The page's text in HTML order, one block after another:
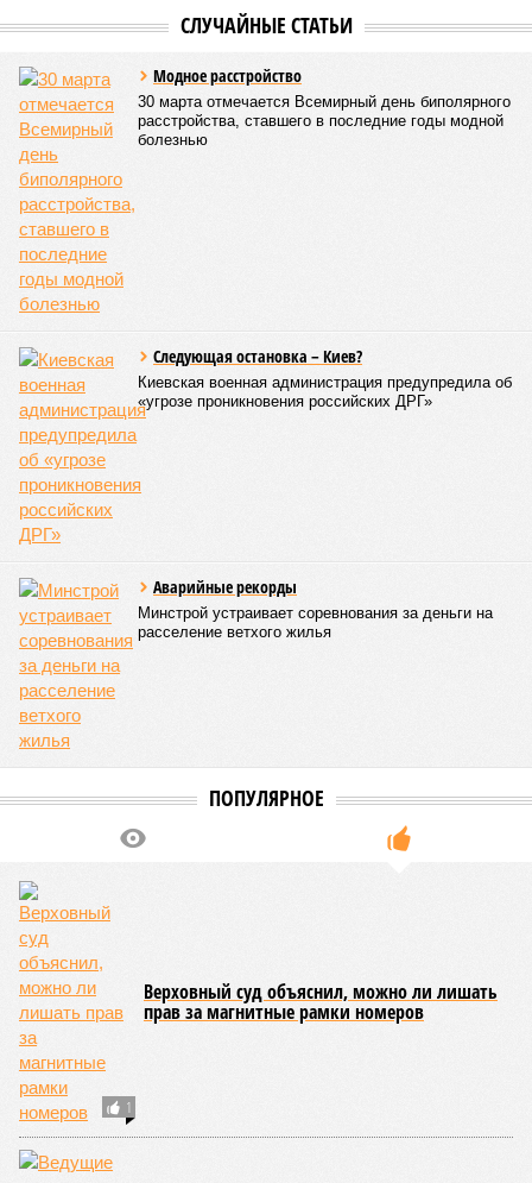
достраиванию объекта распределена. Seven Suns
несостоятельной ещё в 2024 году, бенефициар компании
находится под следствием по ст. 200.3 УК РФ. Достройку
проблемных объектов группы – «Станции Л», «Сказочного
леса» и «В стремлении к свету», согласно информации на
сайтах Capital Group, осенью 2024 г. взяла на себя. Два из
трёх объектов уже сданы или близки к сдаче. Третий –
«Станция Л», крупнейший по числу пострадавших
дольщиков (3908 квартир в пяти корпусах) – по факту
остаётся стройплощадкой без стройки. Возникает вопрос:
распространяется ли договорённость 2024 года на
«Станцию Л» в полном объёме или приоритет отдан
Источник: https://avaho.ru/novostroyka/moskva/uvao/lyublino/svetlyy-mir-
stantsiya-l/9303640/?ysclid=msemqdok6w326352116
Если да, то на каком основании декларируются конкретные
даты сдачи жилого комплекса (декабрь 2026 – март 2028),
если фаза активных строительных работ, если судить по
отсутствию техники на площадке, ещё не началась? При
фигурировать
в объявлениях о продаже квартир на
профильных порталах.
Для почти четырёх тысяч будущих собственников квартир
время давно измеряется не календарём, а очередными
переносами ожиданий. И пока на профильных порталах
продолжают указывать даты сдачи, главным индикатором
остается сама стройка. Если на ней по-прежнему не видно
признаков масштабных работ, то неизбежно возникает
вопрос: не превращаются ли сроки ввода в декларацию,
которая все больше расходится с реальным положением
дел? Именно на этот вопрос сегодня больше всего ждут
Украинскому
кандидату в
запретили
приходить на пляж
после драки
Попытки Запада
рассорить Москву и